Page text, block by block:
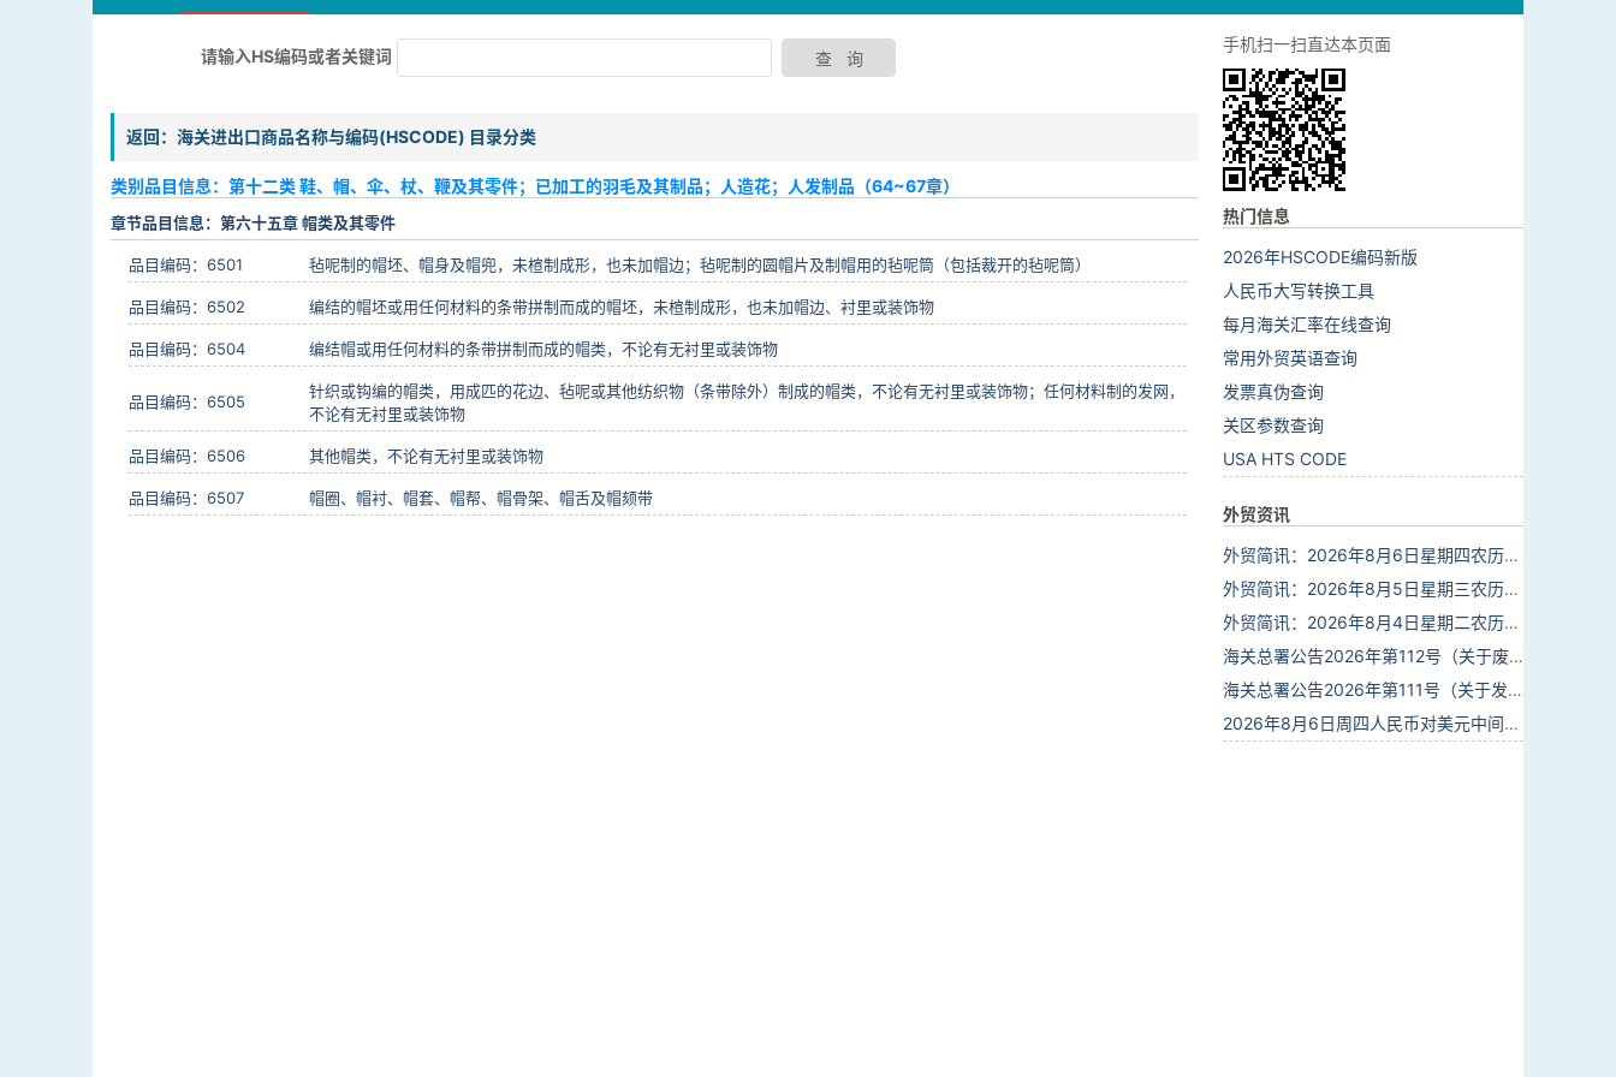
请输入HS编码或者关键词
返回：海关进出口商品名称与编码(HSCODE) 目录分类
类别品目信息：第十二类 鞋、帽、伞、杖、鞭及其零件；已加工的羽毛及其制品；人造花；人发制品（64~67章）
章节品目信息：第六十五章 帽类及其零件
品目编码：6501 毡呢制的帽坯、帽身及帽兜，未楦制成形，也未加帽边；毡呢制的圆帽片及制帽用的毡呢筒（包括裁开的毡呢筒）
品目编码：6502 编结的帽坯或用任何材料的条带拼制而成的帽坯，未楦制成形，也未加帽边、衬里或装饰物
品目编码：6504 编结帽或用任何材料的条带拼制而成的帽类，不论有无衬里或装饰物
品目编码：6505
针织或钩编的帽类，用成匹的花边、毡呢或其他纺织物（条带除外）制成的帽类，不论有无衬里或装饰物；任何材料制的发网，
不论有无衬里或装饰物
品目编码：6506 其他帽类，不论有无衬里或装饰物
品目编码：6507 帽圈、帽衬、帽套、帽帮、帽骨架、帽舌及帽颏带
手机扫一扫直达本页面
热门信息
2026年HSCODE编码新版
人民币大写转换工具
每月海关汇率在线查询
常用外贸英语查询
发票真伪查询
关区参数查询
USA HTS CODE
外贸资讯
外贸简讯：2026年8月6日星期四农历六月廿四
外贸简讯：2026年8月5日星期三农历六月廿三
外贸简讯：2026年8月4日星期二农历六月廿二
海关总署公告2026年第112号（关于废止部分卫生检疫类规范性文件的公告）
海关总署公告2026年第111号（关于发布《进出境动植物检疫处理监督管理工作规定》《进出境卫生处理监督管理工作规定》的公告）
2026年8月6日周四人民币对美元中间价报6.7895调贬6个基点